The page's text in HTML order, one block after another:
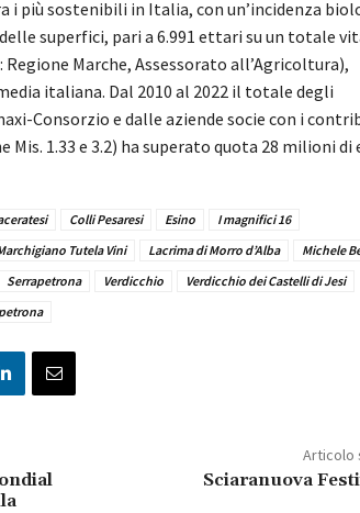
più sostenibili in Italia, con un’incidenza
superfici, pari a 6.991 ettari su un totale
Marche, Assessorato all’Agricoltura),
italiana. Dal 2010 al 2022 il totale degli
Consorzio e dalle aziende socie con i
1.33 e 3.2) ha superato quota 28 milioni di
Colli Pesaresi Esino
I magnifici 16
Tutela Vini Lacrima di Morro d’Alba
Michele
Serrapetrona Verdicchio
Verdicchio dei Castelli di Jesi
Articolo
Sciaranuova